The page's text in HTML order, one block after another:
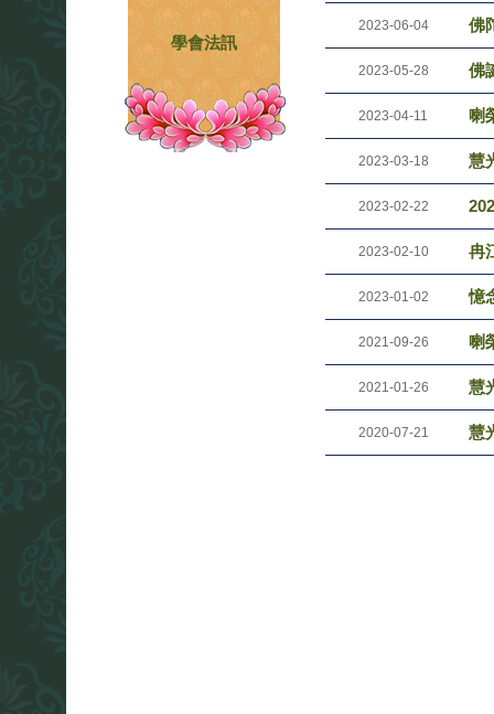
學會法訊
2023-06-04 佛
2023-05-28 佛
2023-04-11 喇
2023-03-18 慧
2023-02-22
2023-02-10 冉
2023-01-02 憶
2021-09-26 喇
2021-01-26 慧
2020-07-21 慧